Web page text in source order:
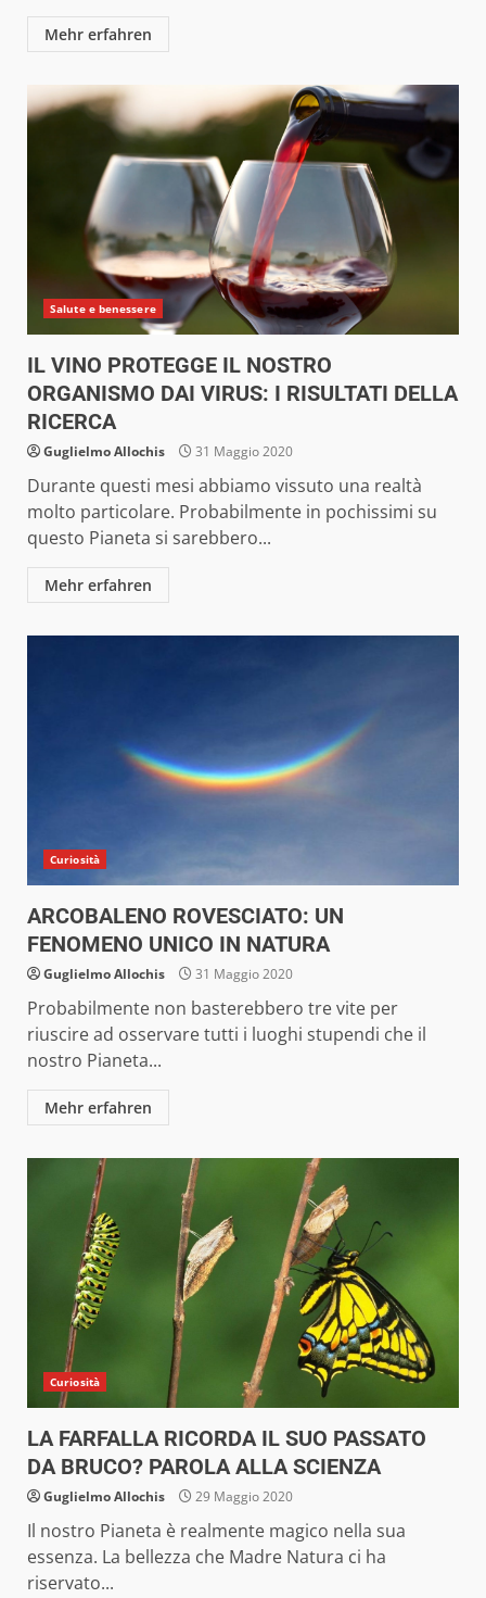
Mehr erfahren
Salute e benessere
IL VINO PROTEGGE IL NOSTRO
ORGANISMO DAI VIRUS: I RISULTATI DELLA
RICERCA
Guglielmo Allochis 31 Maggio 2020
Durante questi mesi abbiamo vissuto una realtà
molto particolare. Probabilmente in pochissimi su
questo Pianeta si sarebbero...
Mehr erfahren
Curiosità
ARCOBALENO ROVESCIATO: UN
FENOMENO UNICO IN NATURA
Guglielmo Allochis 31 Maggio 2020
Probabilmente non basterebbero tre vite per
riuscire ad osservare tutti i luoghi stupendi che il
nostro Pianeta...
Mehr erfahren
Curiosità
LA FARFALLA RICORDA IL SUO PASSATO
DA BRUCO? PAROLA ALLA SCIENZA
Guglielmo Allochis 29 Maggio 2020
Il nostro Pianeta è realmente magico nella sua
essenza. La bellezza che Madre Natura ci ha
riservato...